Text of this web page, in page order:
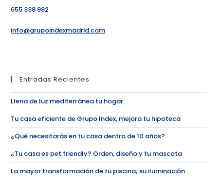
655 338 982
info@grupoindexmadrid.com
Entradas Recientes
Llena de luz mediterránea tu hogar
Tu casa eficiente de Grupo Index, mejora tu hipoteca
¿Qué necesitarás en tu casa dentro de 10 años?
¿Tu casa es pet friendly? Orden, diseño y tu mascota
La mayor transformación de tu piscina; su iluminación